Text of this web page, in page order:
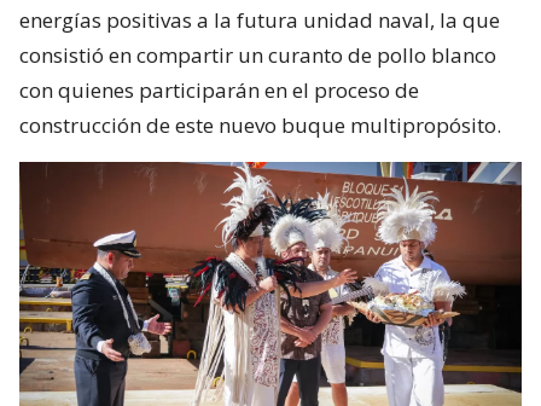
energías positivas a la futura unidad naval, la que
consistió en compartir un curanto de pollo blanco
con quienes participarán en el proceso de
construcción de este nuevo buque multipropósito.